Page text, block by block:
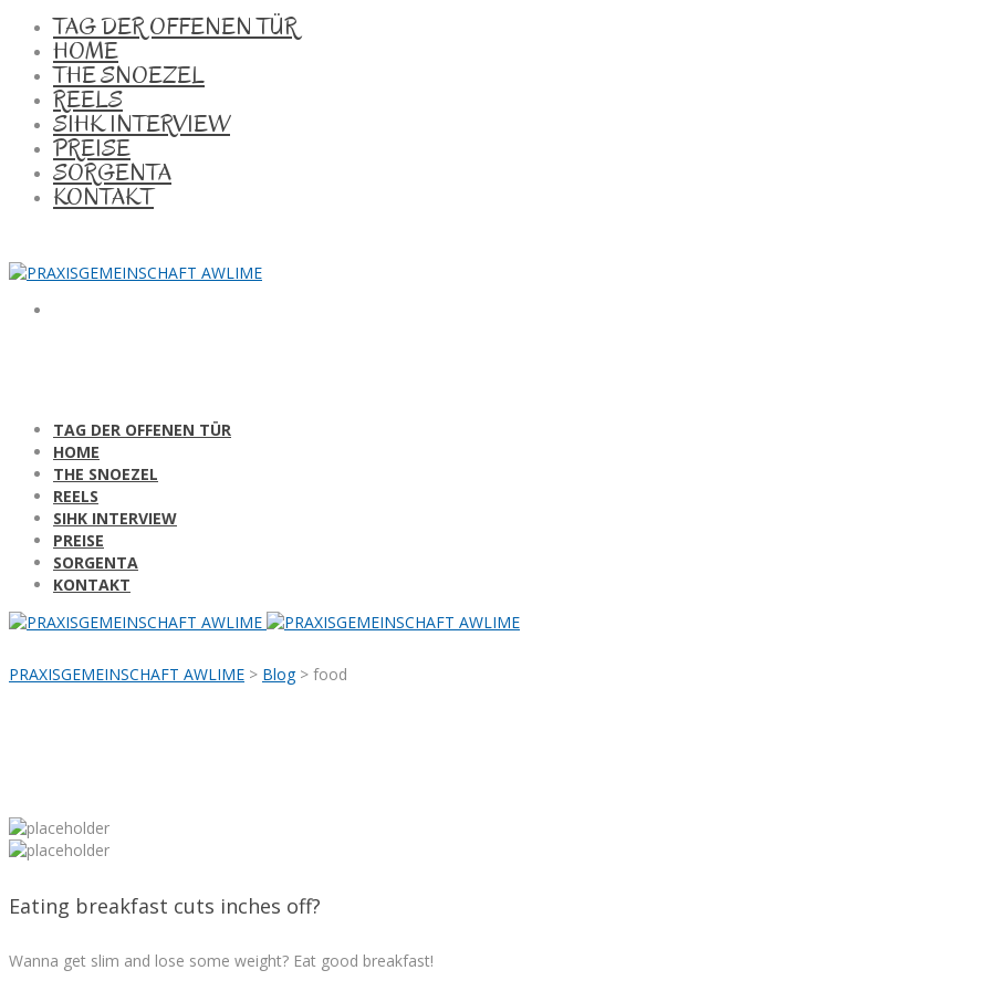
TAG DER OFFENEN TÜR
HOME
THE SNOEZEL
REELS
SIHK INTERVIEW
PREISE
SORGENTA
KONTAKT
TAG DER OFFENEN TÜR
HOME
THE SNOEZEL
REELS
SIHK INTERVIEW
PREISE
SORGENTA
KONTAKT
PRAXISGEMEINSCHAFT AWLIME > Blog> food
Eating breakfast cuts inches off?
Wanna get slim and lose some weight? Eat good breakfast!